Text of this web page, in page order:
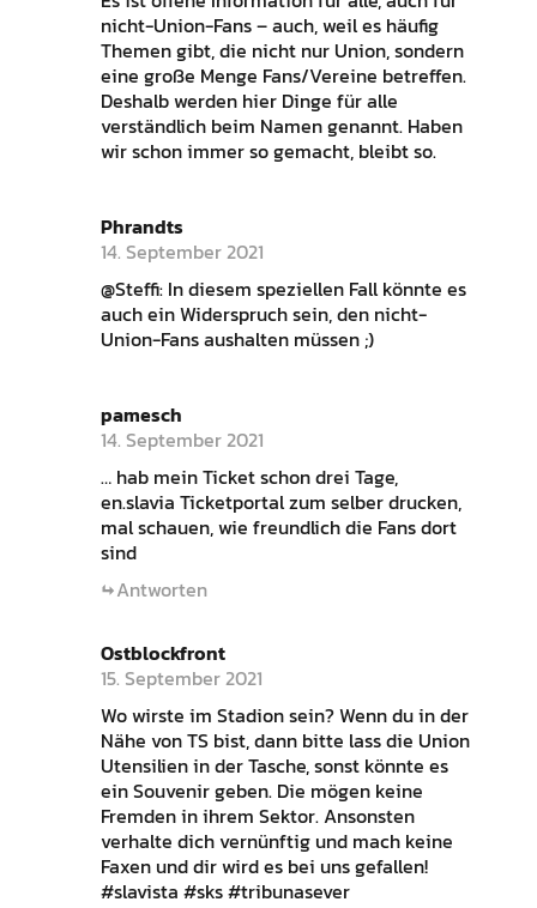
nicht-Union-Fans – auch, weil es häufig
Themen gibt, die nicht nur Union, sondern
eine große Menge Fans/Vereine betreffen.
Deshalb werden hier Dinge für alle
verständlich beim Namen genannt. Haben
wir schon immer so gemacht, bleibt so.
Phrandts
14. September 2021
@Steffi: In diesem speziellen Fall könnte es
auch ein Widerspruch sein, den nicht-
Union-Fans aushalten müssen ;)
pamesch
14. September 2021
… hab mein Ticket schon drei Tage,
en.slavia Ticketportal zum selber drucken,
mal schauen, wie freundlich die Fans dort
sind
Antworten
Ostblockfront
15. September 2021
Wo wirste im Stadion sein? Wenn du in der
Nähe von TS bist, dann bitte lass die Union
Utensilien in der Tasche, sonst könnte es
ein Souvenir geben. Die mögen keine
Fremden in ihrem Sektor. Ansonsten
verhalte dich vernünftig und mach keine
Faxen und dir wird es bei uns gefallen!
#slavista #sks #tribunasever